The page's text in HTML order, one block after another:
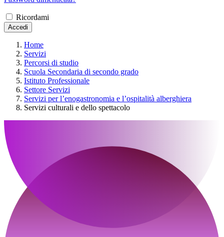
Ricordami
Accedi
Home
Servizi
Percorsi di studio
Scuola Secondaria di secondo grado
Istituto Professionale
Settore Servizi
Servizi per l’enogastronomia e l’ospitalità alberghiera
Servizi culturali e dello spettacolo